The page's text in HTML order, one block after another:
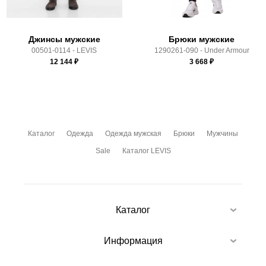
Джинсы мужские
00501-0114 - LEVIS
12 144 ₽
Брюки мужские
1290261-090 - Under Armour
3 668 ₽
Каталог Одежда Одежда мужская Брюки Мужчины
Sale Каталог LEVIS
Каталог
Информация